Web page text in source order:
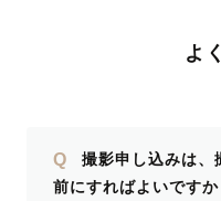
よ
Q
撮影申し込みは、
前にすればよいですか